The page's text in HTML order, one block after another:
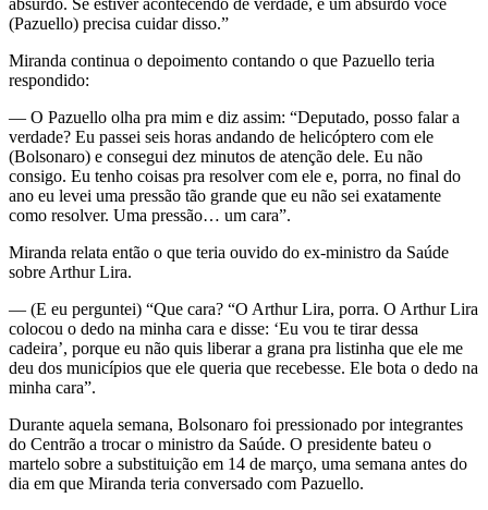
absurdo. Se estiver acontecendo de verdade, é um absurdo você
(Pazuello) precisa cuidar disso.”
Miranda continua o depoimento contando o que Pazuello teria
respondido:
— O Pazuello olha pra mim e diz assim: “Deputado, posso falar a
verdade? Eu passei seis horas andando de helicóptero com ele
(Bolsonaro) e consegui dez minutos de atenção dele. Eu não
consigo. Eu tenho coisas pra resolver com ele e, porra, no final do
ano eu levei uma pressão tão grande que eu não sei exatamente
como resolver. Uma pressão… um cara”.
Miranda relata então o que teria ouvido do ex-ministro da Saúde
sobre Arthur Lira.
— (E eu perguntei) “Que cara? “O Arthur Lira, porra. O Arthur Lira
colocou o dedo na minha cara e disse: ‘Eu vou te tirar dessa
cadeira’, porque eu não quis liberar a grana pra listinha que ele me
deu dos municípios que ele queria que recebesse. Ele bota o dedo na
minha cara”.
Durante aquela semana, Bolsonaro foi pressionado por integrantes
do Centrão a trocar o ministro da Saúde. O presidente bateu o
martelo sobre a substituição em 14 de março, uma semana antes do
dia em que Miranda teria conversado com Pazuello.